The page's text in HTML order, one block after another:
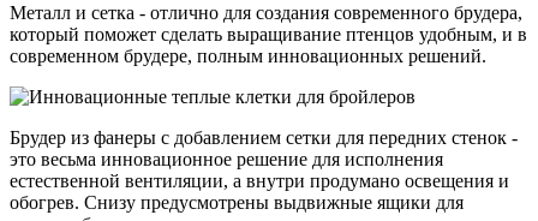
Металл и сетка - отлично для создания современного брудера,
который поможет сделать выращивание птенцов удобным, и в
современном брудере, полным инновационных решений.
Брудер из фанеры с добавлением сетки для передних стенок -
это весьма инновационное решение для исполнения
естественной вентиляции, а внутри продумано освещения и
обогрев. Снизу предусмотрены выдвижные ящики для